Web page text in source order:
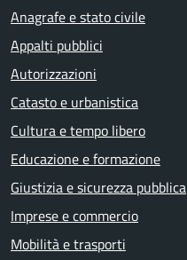
Anagrafe e stato civile
Appalti pubblici
Autorizzazioni
Catasto e urbanistica
Cultura e tempo libero
Educazione e formazione
Giustizia e sicurezza pubblica
Imprese e commercio
Mobilità e trasporti